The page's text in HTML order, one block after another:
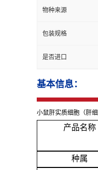
物种来源
包装规格
是否进口
基本信息：
小鼠肝实质细胞（肝
产品名称
种属